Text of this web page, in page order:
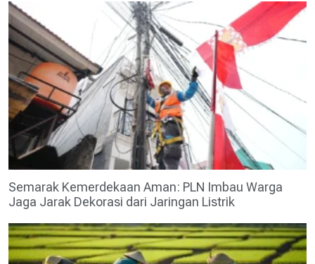
Semarak Kemerdekaan Aman: PLN Imbau Warga
Jaga Jarak Dekorasi dari Jaringan Listrik